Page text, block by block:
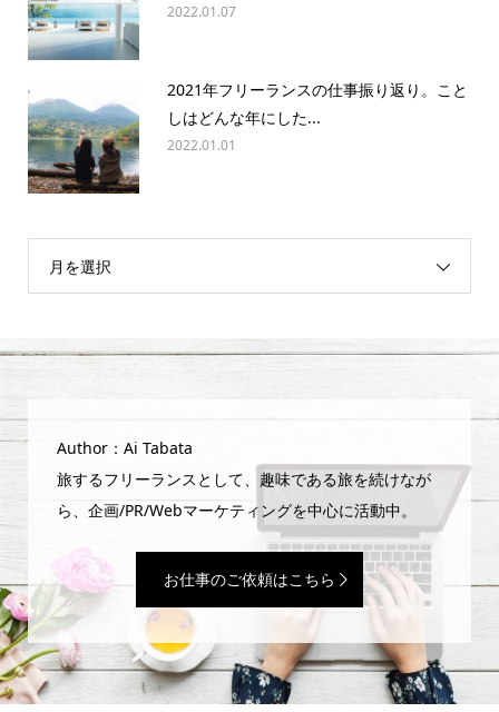
2022.01.07
2021年フリーランスの仕事振り返り。こと
しはどんな年にした...
2022.01.01
月を選択
Author：Ai Tabata
旅するフリーランスとして、趣味である旅を続けなが
ら、企画/PR/Webマーケティングを中心に活動中。
お仕事のご依頼はこちら